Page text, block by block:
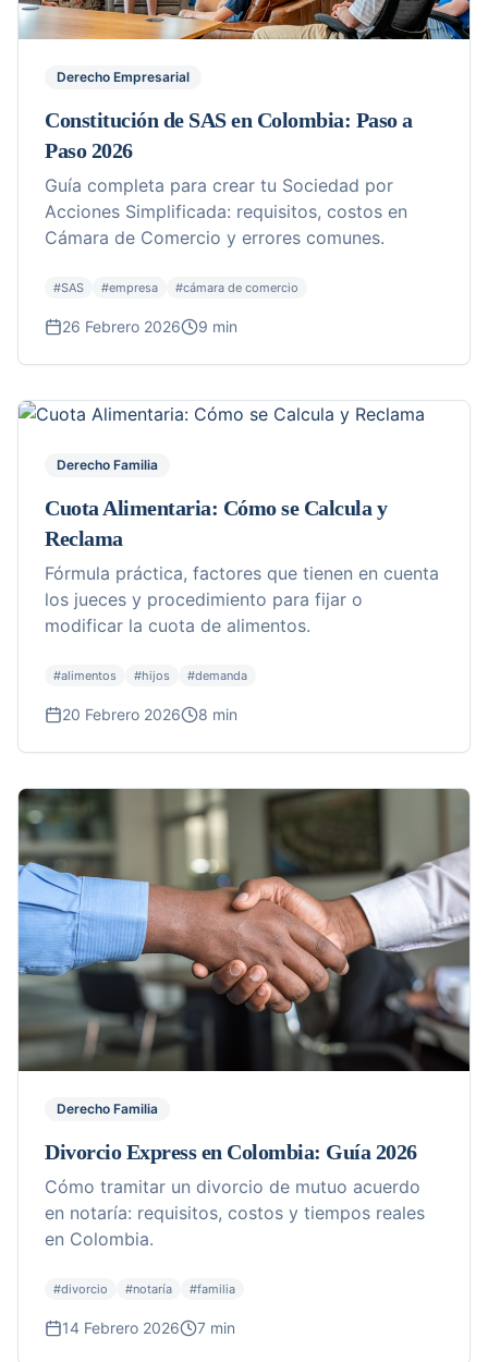
Derecho Empresarial
Constitución de SAS en Colombia: Paso a
Paso 2026
Guía completa para crear tu Sociedad por
Acciones Simplificada: requisitos, costos en
Cámara de Comercio y errores comunes.
#SAS #empresa #cámara de comercio
26 Febrero 2026 9 min
Derecho Familia
Cuota Alimentaria: Cómo se Calcula y
Reclama
Fórmula práctica, factores que tienen en cuenta
los jueces y procedimiento para fijar o
modificar la cuota de alimentos.
#alimentos #hijos #demanda
20 Febrero 2026 8 min
Derecho Familia
Divorcio Express en Colombia: Guía 2026
Cómo tramitar un divorcio de mutuo acuerdo
en notaría: requisitos, costos y tiempos reales
en Colombia.
#divorcio #notaría #familia
14 Febrero 2026 7 min